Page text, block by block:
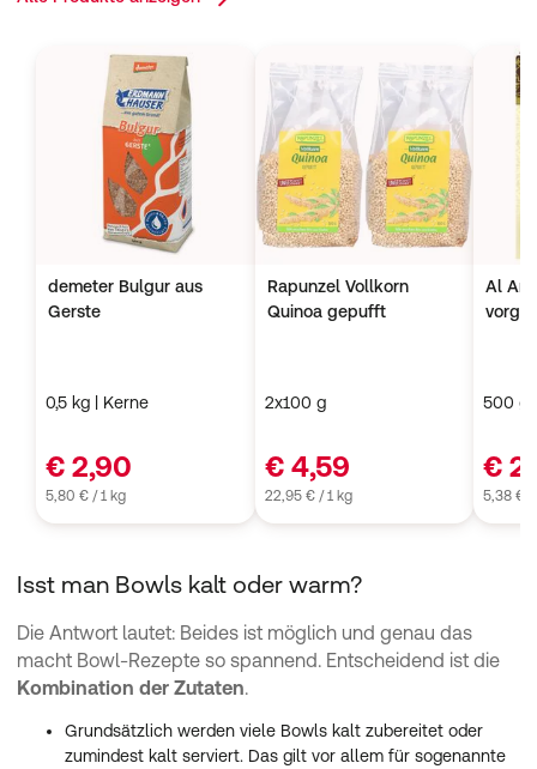
demeter Bulgur aus
Gerste
0,5 kg | Kerne
€ 2,90
5,80 € / 1 kg
Rapunzel Vollkorn
Quinoa gepufft
2x100 g
€ 4,59
22,95 € / 1 kg
Al
500 g
€
5,38 € /
Isst man Bowls kalt oder warm?
Die Antwort lautet: Beides ist möglich und genau das
macht Bowl-Rezepte so spannend. Entscheidend ist die
Kombination der Zutaten
Grundsätzlich werden viele Bowls kalt zubereitet oder
zumindest kalt serviert. Das gilt vor allem für sogenannte